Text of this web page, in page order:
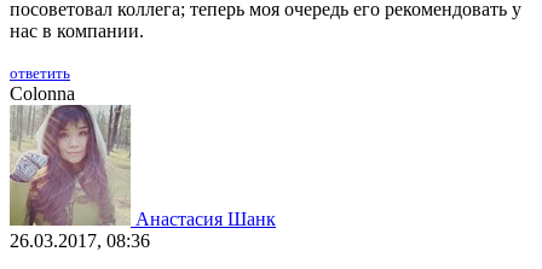
посоветовал коллега; теперь моя очередь его рекомендовать у
нас в компании.
ответить
Colonna
Анастасия Шанк
26.03.2017, 08:36